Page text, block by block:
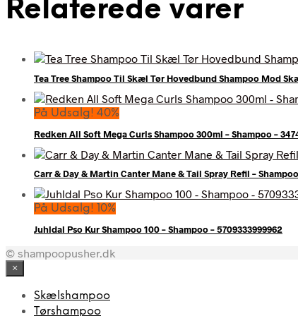
Relaterede varer
Tea Tree Shampoo Til Skæl Tør Hovedbund Shampoo Mod
På Udsalg! 40%
Redken All Soft Mega Curls Shampoo 300ml – Shampoo –
Carr & Day & Martin Canter Mane & Tail Spray Refil – Shampoo
På Udsalg! 10%
Juhldal Pso Kur Shampoo 100 – Shampoo – 5709333999962
© shampoopusher.dk
×
Skælshampoo
Tørshampoo